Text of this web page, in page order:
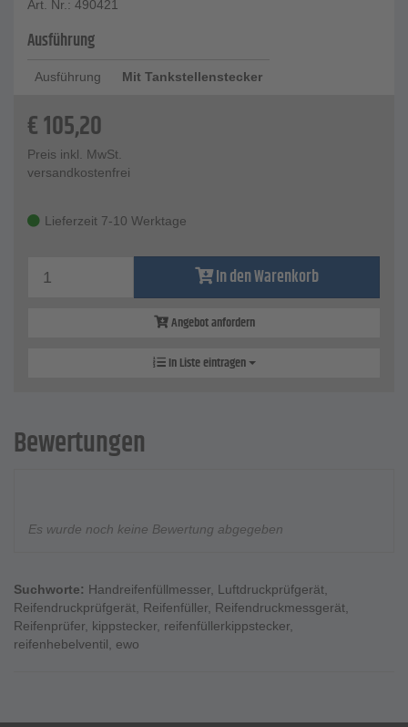
Art. Nr.: 490421
Ausführung
Ausführung Mit Tankstellenstecker
€105,20
Preis inkl. MwSt.
versandkostenfrei
Lieferzeit 7-10 Werktage
In den Warenkorb
Angebot anfordern
In Liste eintragen
Bewertungen
Es wurde noch keine Bewertung abgegeben
Suchworte: Handreifenfüllmesser, Luftdruckprüfgerät,
Reifendruckprüfgerät, Reifenfüller, Reifendruckmessgerät,
Reifenprüfer, kippstecker, reifenfüllerkippstecker,
reifenhebelventil, ewo